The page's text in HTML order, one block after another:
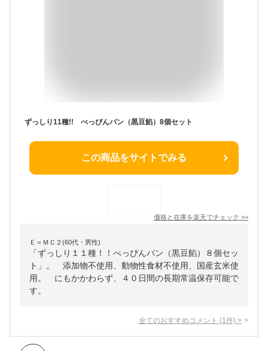
ずっしり11種!! べっぴんパン（黒豆餡）8個セット
この商品をサイトでみる
価格と在庫を楽天でチェック >>
Ｅ＝ＭＣ２(60代・男性)
「ずっしり１１種！！べっぴんパン（黒豆餡）８個セッ
ト」。 添加物不使用、動物性食材不使用、国産玄米使
用。 にもかかわらず、４０日間の長期常温保存可能で
す。
全てのおすすめコメント (1 件) >